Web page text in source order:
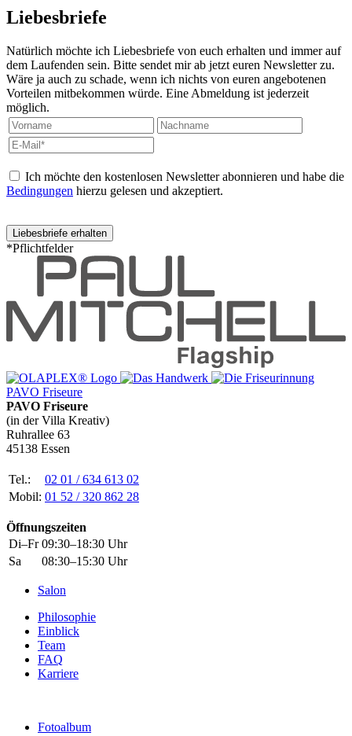
Liebesbriefe
Natürlich möchte ich Liebesbriefe von euch erhalten und immer auf
dem Laufenden sein. Bitte sendet mir ab jetzt euren Newsletter zu.
Wäre ja auch zu schade, wenn ich nichts von euren angebotenen
Vorteilen mitbekommen würde. Eine Abmeldung ist jederzeit
möglich.
Ich möchte den kostenlosen Newsletter abonnieren und habe die
Bedingungen hierzu gelesen und akzeptiert.
*Pflichtfelder
PAVO Friseure
PAVO Friseure
(in der Villa Kreativ)
Ruhrallee 63
45138 Essen
Tel.:
02 01 / 634 613 02
Mobil: 01 52 / 320 862 28
Öffnungszeiten
Di–Fr 09:30–18:30 Uhr
Sa
08:30–15:30 Uhr
Salon
Philosophie
Einblick
Team
FAQ
Karriere
Fotoalbum